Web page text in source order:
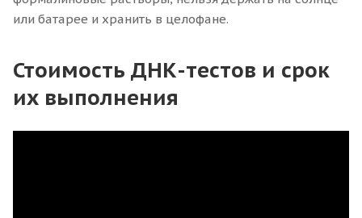
или батарее и хранить в целофане.
Стоимость ДНК-тестов и срок
их выполнения